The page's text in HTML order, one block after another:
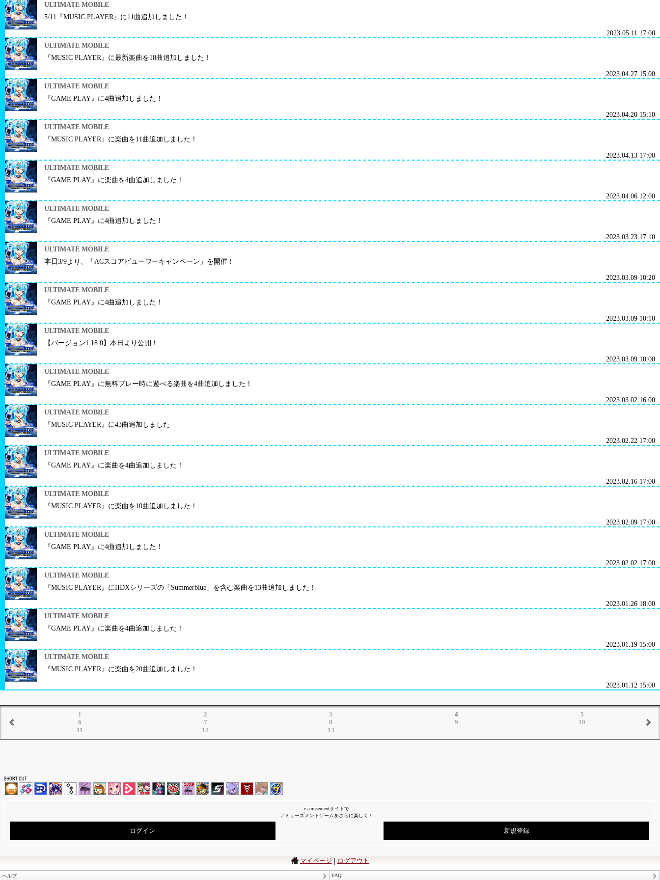
ULTIMATE MOBILE
5/11『MUSIC PLAYER』に11曲追加しました！
2023.05.11 17:00
ULTIMATE MOBILE
『MUSIC PLAYER』に最新楽曲を18曲追加しました！
2023.04.27 15:00
ULTIMATE MOBILE
『GAME PLAY』に4曲追加しました！
2023.04.20 15:10
ULTIMATE MOBILE
『MUSIC PLAYER』に楽曲を11曲追加しました！
2023.04.13 17:00
ULTIMATE MOBILE
『GAME PLAY』に楽曲を4曲追加しました！
2023.04.06 12:00
ULTIMATE MOBILE
『GAME PLAY』に4曲追加しました！
2023.03.23 17:10
ULTIMATE MOBILE
本日3/9より、「ACスコアビューワーキャンペーン」を開催！
2023.03.09 10:20
ULTIMATE MOBILE
『GAME PLAY』に4曲追加しました！
2023.03.09 10:10
ULTIMATE MOBILE
【バージョン1.18.0】本日より公開！
2023.03.09 10:00
ULTIMATE MOBILE
『GAME PLAY』に無料プレー時に遊べる楽曲を4曲追加しました！
2023.03.02 16:00
ULTIMATE MOBILE
『MUSIC PLAYER』に43曲追加しました
2023.02.22 17:00
ULTIMATE MOBILE
『GAME PLAY』に楽曲を4曲追加しました！
2023.02.16 17:00
ULTIMATE MOBILE
『MUSIC PLAYER』に楽曲を10曲追加しました！
2023.02.09 17:00
ULTIMATE MOBILE
『GAME PLAY』に4曲追加しました！
2023.02.02 17:00
ULTIMATE MOBILE
『MUSIC PLAYER』にIIDXシリーズの「Summerblue」を含む楽曲を13曲追加しました！
2023.01.26 18:00
ULTIMATE MOBILE
『GAME PLAY』に楽曲を4曲追加しました！
2023.01.19 15:00
ULTIMATE MOBILE
『MUSIC PLAYER』に楽曲を20曲追加しました！
2023.01.12 15:00
1 2 3 4
5
6
7 8 9
10
11
12 13
e-amusementサイトで
アミューズメントゲームをさらに楽しく！
ログイン 新規登録
マイページ | ログアウト
ヘルプ FAQ